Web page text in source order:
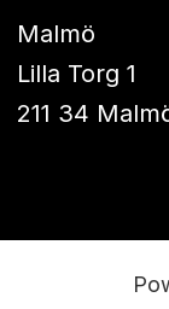
Malmö
Lilla Torg 1
211 34